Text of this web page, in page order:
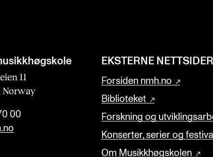
11
Norway
00
EKSTERNE NETTSIDER
Forsiden nmh.no
Biblioteket
Forskning og
Konserter, serier og
Om Musikkhøgskolen